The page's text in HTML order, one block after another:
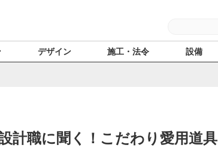
デザイン 施工・法令 設備
計職に聞く！こだわり愛用道具